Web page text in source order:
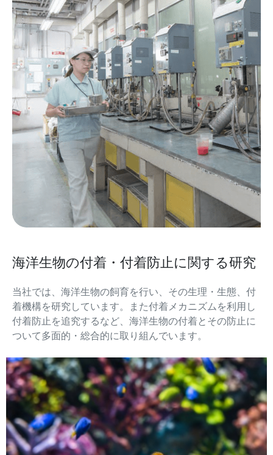
海洋生物の付着・付着防止に関する研究
当社では、海洋生物の飼育を行い、その生理・生態、付
着機構を研究しています。また付着メカニズムを利用し
付着防止を追究するなど、海洋生物の付着とその防止に
ついて多面的・総合的に取り組んでいます。